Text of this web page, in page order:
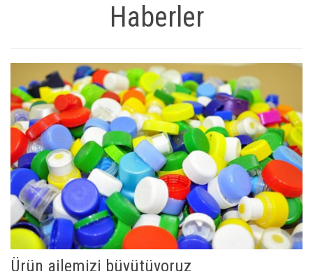
Haberler
Ürün ailemizi büyütüyoruz